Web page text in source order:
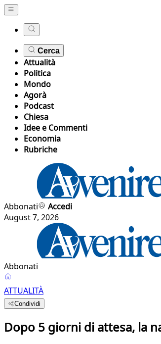
Cerca
Attualità
Politica
Mondo
Agorà
Podcast
Chiesa
Idee e Commenti
Economia
Rubriche
Abbonati
Accedi
August 7, 2026
Abbonati
ATTUALITÀ
Condividi
Dopo 5 giorni di attesa, la